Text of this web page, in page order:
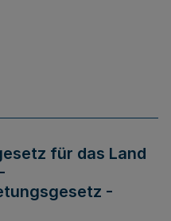
für das Land
-